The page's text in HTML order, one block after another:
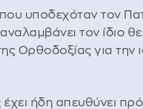
υποδεχόταν τον
τον ίδιο
για την
ήδη απευθύνει